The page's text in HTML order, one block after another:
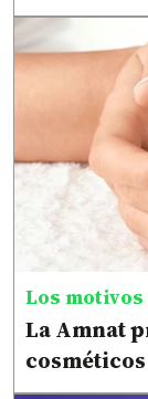
Los motivos
La Amnat